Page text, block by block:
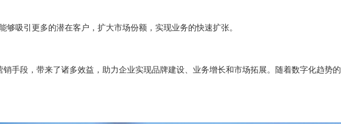
吸引更多的潜在客户，扩大市场份额，实现业务的快速扩张。
手段，带来了诸多效益，助力企业实现品牌建设、业务增长和市场拓展。随着数字化趋势